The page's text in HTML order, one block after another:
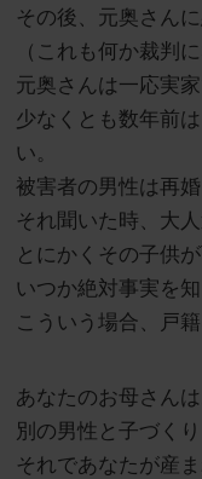
その後、元奥さん
（これも何か裁判
元奥さんは一応実
少なくとも数年前
い。
被害者の男性は再
それ聞いた時、大
とにかくその子供
いつか絶対事実を知
こういう場合、戸
あなたのお母さん
別の男性と子づくり
それであなたが産ま